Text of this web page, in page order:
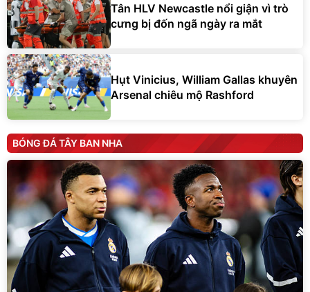
Tân HLV Newcastle nổi giận vì trò
cưng bị đốn ngã ngày ra mắt
Hụt Vinicius, William Gallas khuyên
Arsenal chiêu mộ Rashford
BÓNG ĐÁ TÂY BAN NHA